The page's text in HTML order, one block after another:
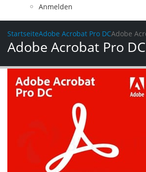
Anmelden
StartseiteAdobe Acrobat Pro DCAdobe
Adobe Acrobat Pro DC